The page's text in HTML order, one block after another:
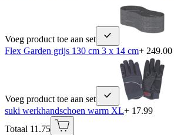
Voeg product toe aan set
Flex Garden grijs 130 cm 3 x 14 cm+ 249.00
Voeg product toe aan set
suki werkhandschoen warm XL+ 17.99
Totaal 11.75